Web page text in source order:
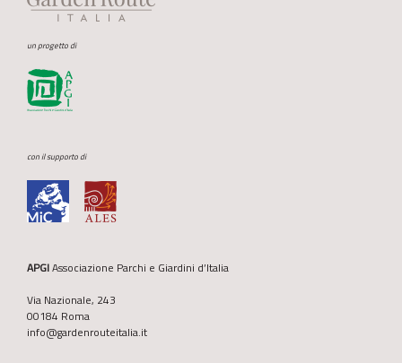
un progetto di
con il supporto di
APGIAssociazione Parchi e Giardini d’Italia
Via Nazionale, 243
00184 Roma
info@gardenrouteitalia.it